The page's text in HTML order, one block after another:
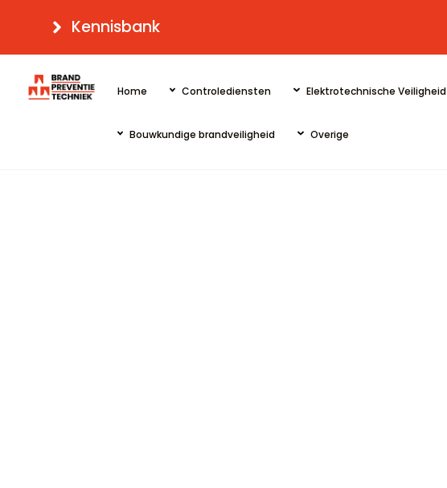
content
Kennisbank
Home Controlediensten Elektrotechnische Veiligheid
Bouwkundige brandveiligheid Overige